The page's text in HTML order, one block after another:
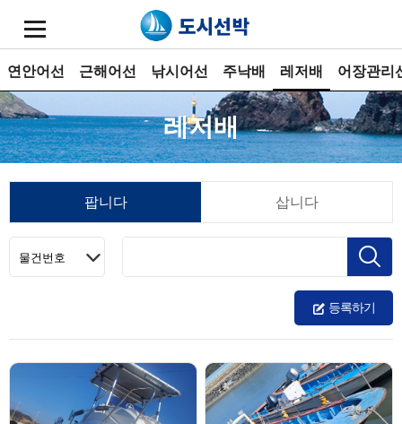
연안어선 근해어선 낚시어선 주낙배 레저배 어장관리
레저배
팝니다 삽니다
등록하기